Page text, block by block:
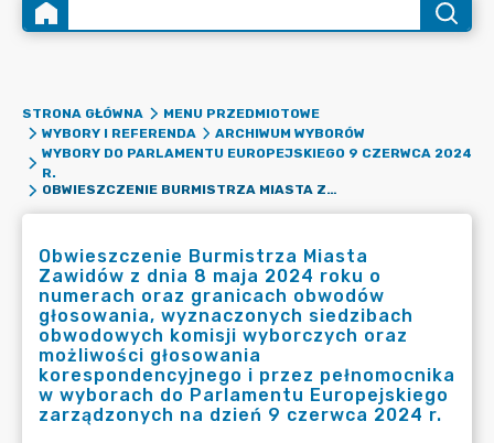
STRONA GŁÓWNA
MENU PRZEDMIOTOWE
WYBORY I REFERENDA
ARCHIWUM WYBORÓW
WYBORY DO PARLAMENTU EUROPEJSKIEGO 9 CZERWCA 2024
R.
OBWIESZCZENIE BURMISTRZA MIASTA ZAWIDÓW Z DNIA 8 MAJA 2024 ROKU O NUMERACH ORAZ GRANICACH OBWODÓW GŁOSOWANIA, WYZNACZONYCH SIEDZIBACH OBWODOWYCH KOMISJI WYBORCZYCH ORAZ MOŻLIWOŚCI GŁOSOWANIA KORESPONDENCYJNEGO I PRZEZ PEŁNOMOCNIKA W WYBORACH DO PARLAMENTU EUROPEJSKIEGO ZARZĄDZONYCH NA DZIEŃ 9 CZERWCA 2024 R.
Obwieszczenie Burmistrza Miasta
Zawidów z dnia 8 maja 2024 roku o
numerach oraz granicach obwodów
głosowania, wyznaczonych siedzibach
obwodowych komisji wyborczych oraz
możliwości głosowania
korespondencyjnego i przez pełnomocnika
w wyborach do Parlamentu Europejskiego
zarządzonych na dzień 9 czerwca 2024 r.